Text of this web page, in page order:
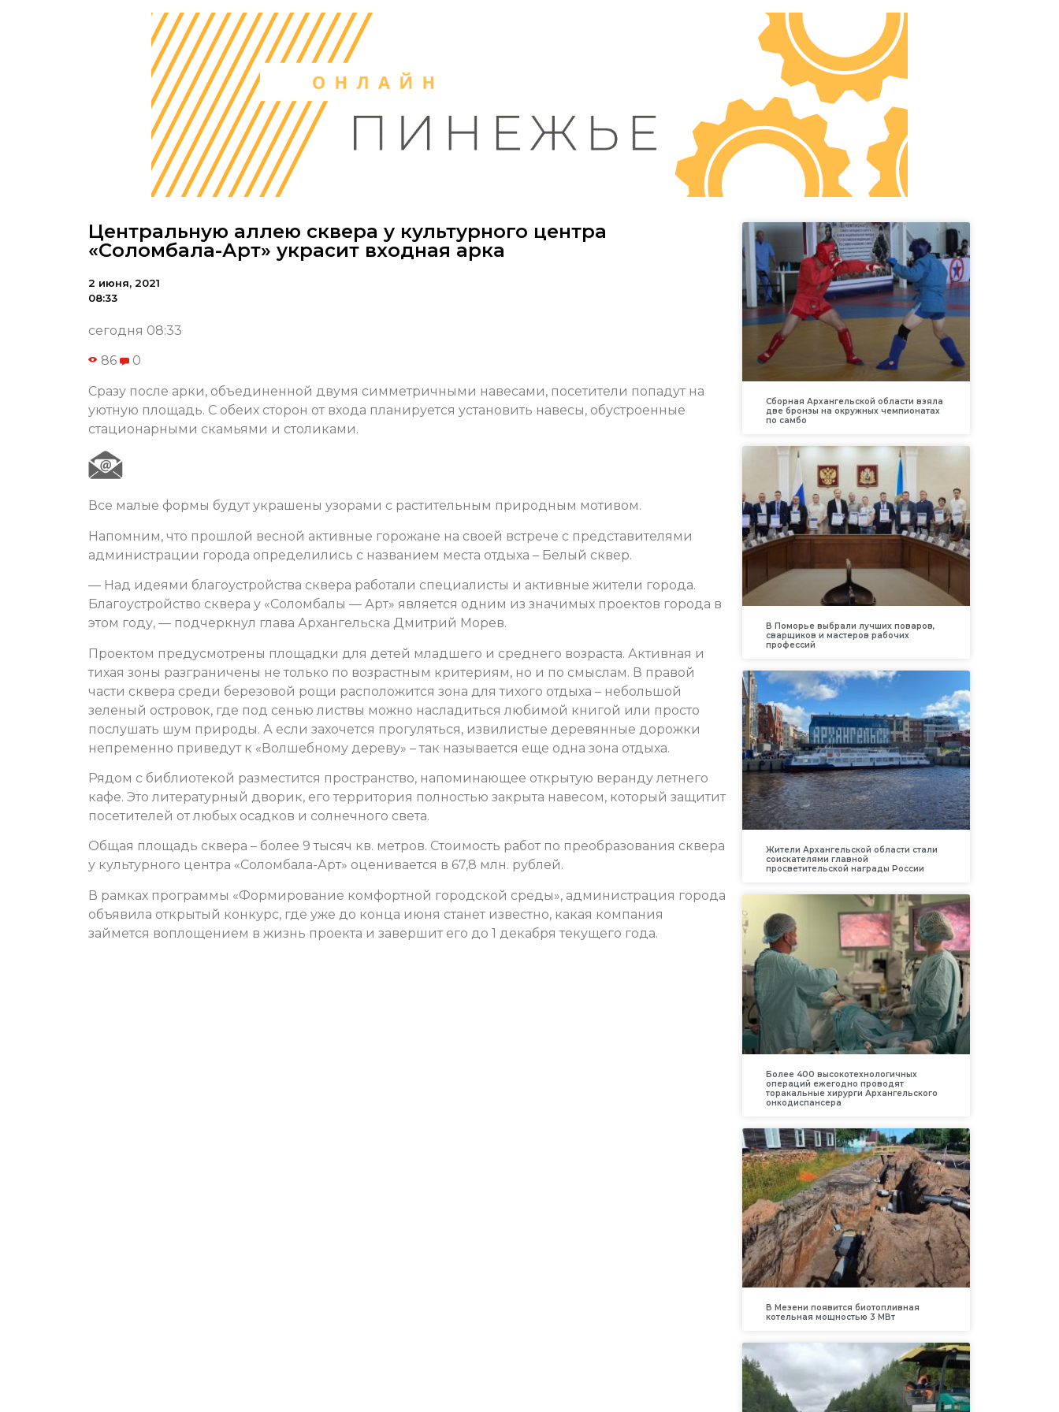
Центральную аллею сквера у культурного центра
«Соломбала-Арт» украсит входная арка
2 июня, 2021
08:33
сегодня 08:33
86 0
Сразу после арки, объединенной двумя симметричными навесами, посетители попадут на
уютную площадь. С обеих сторон от входа планируется установить навесы, обустроенные
стационарными скамьями и столиками.
Все малые формы будут украшены узорами с растительным природным мотивом.
Напомним, что прошлой весной активные горожане на своей встрече с представителями
администрации города определились с названием места отдыха – Белый сквер.
— Над идеями благоустройства сквера работали специалисты и активные жители города.
Благоустройство сквера у «Соломбалы — Арт» является одним из значимых проектов города в
этом году, — подчеркнул глава Архангельска Дмитрий Морев.
Проектом предусмотрены площадки для детей младшего и среднего возраста. Активная и
тихая зоны разграничены не только по возрастным критериям, но и по смыслам. В правой
части сквера среди березовой рощи расположится зона для тихого отдыха – небольшой
зеленый островок, где под сенью листвы можно насладиться любимой книгой или просто
послушать шум природы. А если захочется прогуляться, извилистые деревянные дорожки
непременно приведут к «Волшебному дереву» – так называется еще одна зона отдыха.
Рядом с библиотекой разместится пространство, напоминающее открытую веранду летнего
кафе. Это литературный дворик, его территория полностью закрыта навесом, который защитит
посетителей от любых осадков и солнечного света.
Общая площадь сквера – более 9 тысяч кв. метров. Стоимость работ по преобразования сквера
у культурного центра «Соломбала-Арт» оценивается в 67,8 млн. рублей.
В рамках программы «Формирование комфортной городской среды», администрация города
объявила открытый конкурс, где уже до конца июня станет известно, какая компания
займется воплощением в жизнь проекта и завершит его до 1 декабря текущего года.
Сборная Архангельской области взяла
две бронзы на окружных чемпионатах
по самбо
В Поморье выбрали лучших поваров,
сварщиков и мастеров рабочих
профессий
Жители Архангельской области стали
соискателями главной
просветительской награды России
Более 400 высокотехнологичных
операций ежегодно проводят
торакальные хирурги Архангельского
онкодиспансера
В Мезени появится биотопливная
котельная мощностью 3 МВт